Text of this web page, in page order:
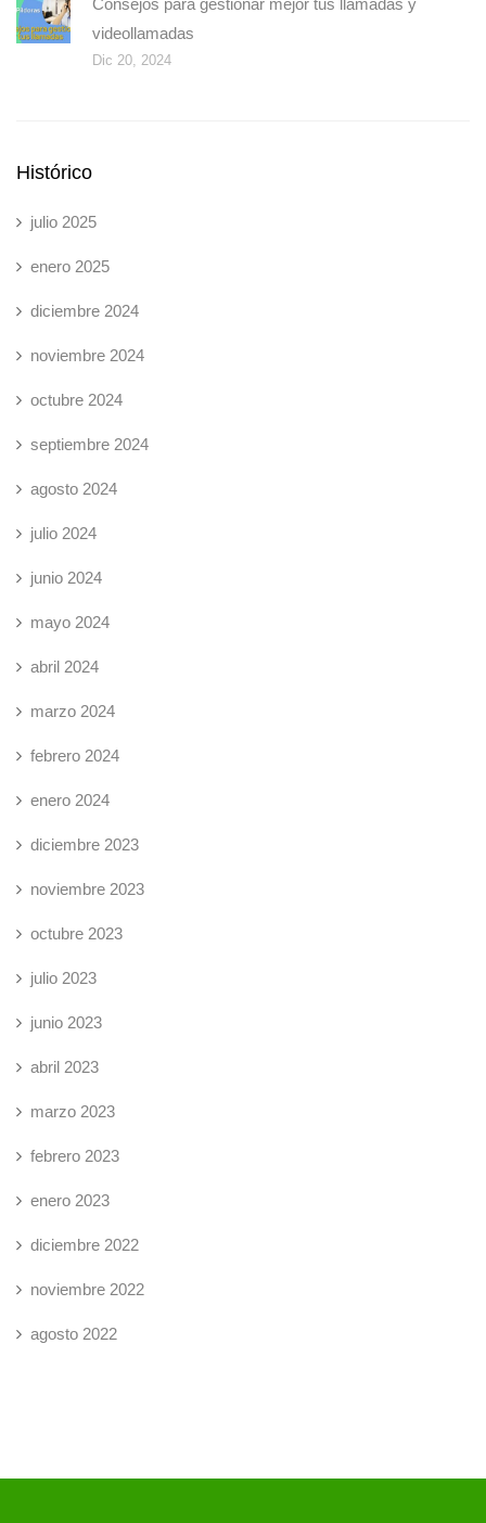
videollamadas
Dic 20, 2024
Histórico
julio 2025
enero 2025
diciembre 2024
noviembre 2024
octubre 2024
septiembre 2024
agosto 2024
julio 2024
junio 2024
mayo 2024
abril 2024
marzo 2024
febrero 2024
enero 2024
diciembre 2023
noviembre 2023
octubre 2023
julio 2023
junio 2023
abril 2023
marzo 2023
febrero 2023
enero 2023
diciembre 2022
noviembre 2022
agosto 2022